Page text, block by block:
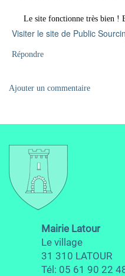
Le site fonctionne très bien !
Visiter le site de Public
Répondre
Ajouter un commentaire
Mairie Latour
Le village
31 310 LATOUR
Tél: 05 61 90 22